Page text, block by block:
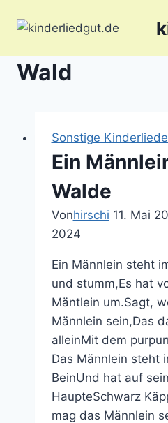
Inhalt
Wald
Sonstige
Ein
Walde
Vonhirschi 11. Mai
2024
Ein Männlein steht
und stumm,Es hat
Mäntlein um.Sagt,
Männlein sein,Das
alleinMit dem
Das Männlein steht
BeinUnd hat auf
HaupteSchwarz
mag das Männlein